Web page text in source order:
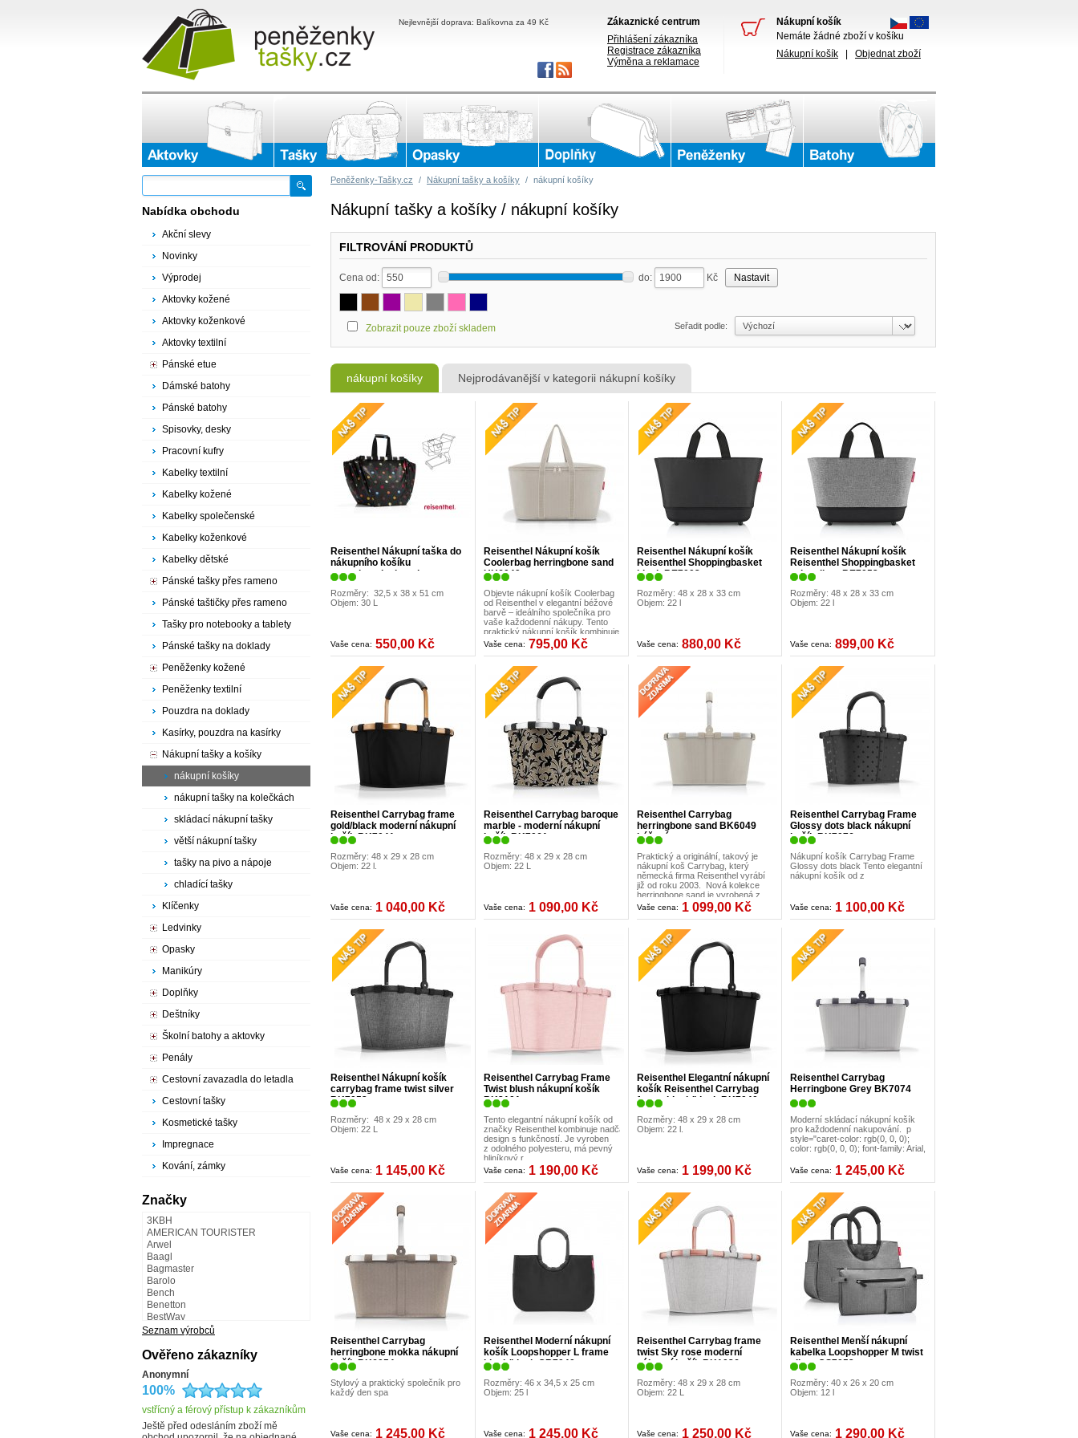
Nejlevnější doprava: Balíkovna za 49 Kč
Zákaznické centrum
Přihlášení zákazníka
Registrace zákazníka
Výměna a reklamace
Nákupní košík
Nemáte žádné zboží v košíku
Nákupní košík
Objednat zboží
Peněženky-Tašky.cz / Nákupní tašky a košíky / nákupní košíky
Nákupní tašky a košíky / nákupní košíky
FILTROVÁNÍ PRODUKTŮ
Cena od: do: Kč
Zobrazit pouze zboží skladem Seřadit podle:
nákupní košíky Nejprodávanější v kategorii nákupní košíky
Reisenthel Nákupní taška do
nákupního košíku
easyshoppingbag dots
UJ7009
Rozměry: 32,5 x 38 x 51 cm
Objem: 30 L
Vaše cena: 550,00 Kč
Reisenthel Nákupní košík
Coolerbag herringbone sand
UH6049
Objevte nákupní košík Coolerbag
od Reisenthel v elegantní béžové
barvě – ideálního společníka pro
vaše každodenní nákupy. Tento
praktický nákupní košík kombinuje
lehkost a prostornost a je ideální
pro každého, kdo
Vaše cena: 795,00 Kč
Reisenthel Nákupní košík
Reisenthel Shoppingbasket
black BE7003
Rozměry: 48 x 28 x 33 cm
Objem: 22 l
Vaše cena: 880,00 Kč
Reisenthel Nákupní košík
Reisenthel Shoppingbasket
twist silver BE7052
Rozměry: 48 x 28 x 33 cm
Objem: 22 l
Vaše cena: 899,00 Kč
Reisenthel Carrybag frame
gold/black moderní nákupní
košík BK7041
Rozměry: 48 x 29 x 28 cm
Objem: 22 l.
Vaše cena: 1 040,00 Kč
Reisenthel Carrybag baroque
marble - moderní nákupní
košík BK7061
Rozměry: 48 x 29 x 28 cm
Objem: 22 L
Vaše cena: 1 090,00 Kč
Reisenthel Carrybag
herringbone sand BK6049
béžový
Praktický a originální, takový je
nákupní koš Carrybag, který
německá firma Reisenthel vyrábí
již od roku 2003. Nová kolekce
herringbone sand je vyrobená z
elegantní látky v béžové barvě.
Vaše cena: 1 099,00 Kč
Reisenthel Carrybag Frame
Glossy dots black nákupní
košík BK7076
Nákupní košík Carrybag Frame
Glossy dots black Tento elegantní
nákupní košík od z
Vaše cena: 1 100,00 Kč
Reisenthel Nákupní košík
carrybag frame twist silver
BK7052
Rozměry: 48 x 29 x 28 cm
Objem: 22 L
Vaše cena: 1 145,00 Kč
Reisenthel Carrybag Frame
Twist blush nákupní košík
BK3101
Tento elegantní nákupní košík od
značky Reisenthel kombinuje nadčasový
design s funkčností. Je vyroben
z odolného polyesteru, má pevný
hliníkový r
Vaše cena: 1 190,00 Kč
Reisenthel Elegantní nákupní
košík Reisenthel Carrybag
frame black/black BK7040
Rozměry: 48 x 29 x 28 cm
Objem: 22 l.
Vaše cena: 1 199,00 Kč
Reisenthel Carrybag
Herringbone Grey BK7074
Moderní skládací nákupní košík
pro každodenní nakupování. p
style="caret-color: rgb(0, 0, 0);
color: rgb(0, 0, 0); font-family: Arial,
Vaše cena: 1 245,00 Kč
Reisenthel Carrybag
herringbone mokka nákupní
košík BK6054
Stylový a praktický společník pro
každý den spa
Vaše cena: 1 245,00 Kč
Reisenthel Moderní nákupní
košík Loopshopper L frame
black/black OR7040
Rozměry: 46 x 34,5 x 25 cm
Objem: 25 l
Vaše cena: 1 245,00 Kč
Reisenthel Carrybag frame
twist Sky rose moderní
nákupní košík BK1036
Rozměry: 48 x 29 x 28 cm
Objem: 22 L
Vaše cena: 1 250,00 Kč
Reisenthel Menší nákupní
kabelka Loopshopper M twist
silver OS7052
Rozměry: 40 x 26 x 20 cm
Objem: 12 l
Vaše cena: 1 290,00 Kč
Nabídka obchodu
Akční slevy
Novinky
Výprodej
Aktovky kožené
Aktovky koženkové
Aktovky textilní
Pánské etue
Dámské batohy
Pánské batohy
Spisovky, desky
Pracovní kufry
Kabelky textilní
Kabelky kožené
Kabelky společenské
Kabelky koženkové
Kabelky dětské
Pánské tašky přes rameno
Pánské taštičky přes rameno
Tašky pro notebooky a tablety
Pánské tašky na doklady
Peněženky kožené
Peněženky textilní
Pouzdra na doklady
Kasírky, pouzdra na kasírky
Nákupní tašky a košíky
nákupní košíky
nákupní tašky na kolečkách
skládací nákupní tašky
větší nákupní tašky
tašky na pivo a nápoje
chladící tašky
Klíčenky
Ledvinky
Opasky
Manikúry
Doplňky
Deštníky
Školní batohy a aktovky
Penály
Cestovní zavazadla do letadla
Cestovní tašky
Kosmetické tašky
Impregnace
Kování, zámky
Značky
3KBH
AMERICAN TOURISTER
Arwel
Baagl
Bagmaster
Barolo
Bench
Benetton
BestWay
BestWay - Fabrizio
Bugatti
Carmelo
CATERPILLAR
CHARM LONDON
Collonil
COOL
Seznam výrobců
Ověřeno zákazníky
Anonymní
100%
vstřícný a férový přístup k zákazníkům
Ještě před odesláním zboží mě